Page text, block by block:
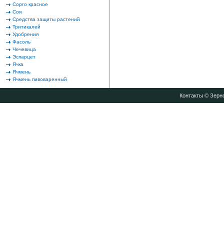
Сорго красное
Соя
Средства защиты растений
Тритикалей
Удобрения
Фасоль
Чечевица
Эспарцет
Ячка
Ячмень
Ячмень пивоваренный
Контакты©